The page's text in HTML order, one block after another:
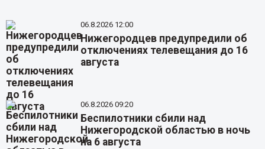
06.8.2026 12:00
Нижегородцев предупредили об
отключениях телевещания до 16
августа
06.8.2026 09:20
Беспилотники сбили над
Нижегородской областью в ночь
на 6 августа